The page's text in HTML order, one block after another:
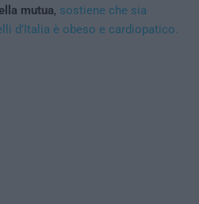
mutua, sostiene che sia
d’Italia è obeso e cardiopatico.